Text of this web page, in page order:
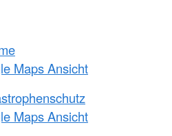
Maps Ansicht
Maps Ansicht